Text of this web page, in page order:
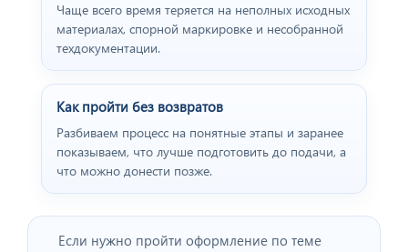
Чаще всего время теряется на неполных исходных
материалах, спорной маркировке и несобранной
техдокументации.
Как пройти без возвратов
Разбиваем процесс на понятные этапы и заранее
показываем, что лучше подготовить до подачи, а
что можно донести позже.
Если нужно пройти оформление по теме